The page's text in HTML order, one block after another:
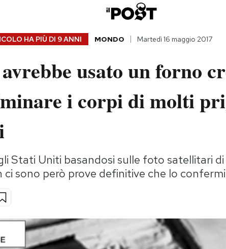
HA PIÙ DI 9 ANNI MONDO Martedì 16 maggio 2017
usato un forno
i corpi di molti
Stati Uniti basandosi sulle foto satellitari
ci sono però prove definitive che lo